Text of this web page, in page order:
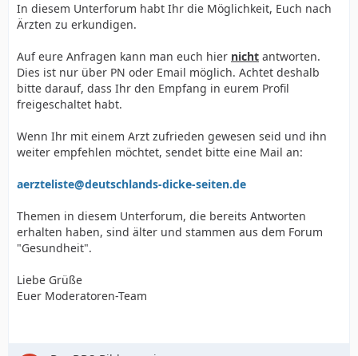
In diesem Unterforum habt Ihr die Möglichkeit, Euch nach
Ärzten zu erkundigen.
Auf eure Anfragen kann man euch hier nicht antworten.
Dies ist nur über PN oder Email möglich. Achtet deshalb
bitte darauf, dass Ihr den Empfang in eurem Profil
freigeschaltet habt.
Wenn Ihr mit einem Arzt zufrieden gewesen seid und ihn
weiter empfehlen möchtet, sendet bitte eine Mail an:
aerzteliste@deutschlands-dicke-seiten.de
Themen in diesem Unterforum, die bereits Antworten
erhalten haben, sind älter und stammen aus dem Forum
"Gesundheit".
Liebe Grüße
Euer Moderatoren-Team